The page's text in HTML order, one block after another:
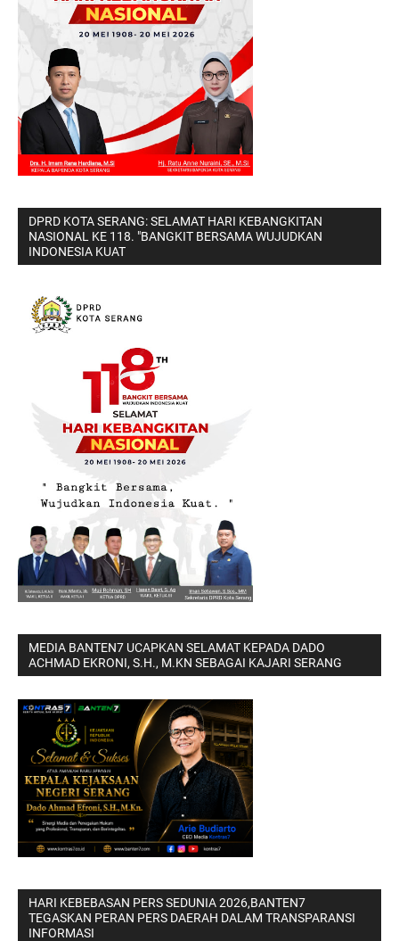
DPRD KOTA SERANG: SELAMAT HARI KEBANGKITAN
NASIONAL KE 118. "BANGKIT BERSAMA WUJUDKAN
INDONESIA KUAT
MEDIA BANTEN7 UCAPKAN SELAMAT KEPADA DADO
ACHMAD EKRONI, S.H., M.KN SEBAGAI KAJARI SERANG
HARI KEBEBASAN PERS SEDUNIA 2026,BANTEN7
TEGASKAN PERAN PERS DAERAH DALAM TRANSPARANSI
INFORMASI